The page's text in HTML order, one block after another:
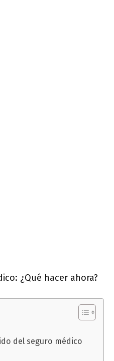
¿Qué hacer ahora?
del seguro médico